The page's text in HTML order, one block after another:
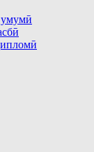
умумӣ